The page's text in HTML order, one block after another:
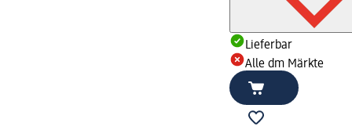
Lieferbar
Alle dm Märkte